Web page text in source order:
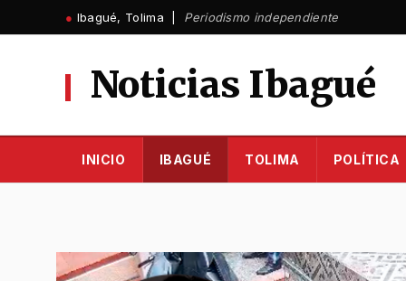
al
● Ibagué, Tolima | Periodismo independiente
Noticias Ibagué
INICIO IBAGUÉ TOLIMA POLÍTICA